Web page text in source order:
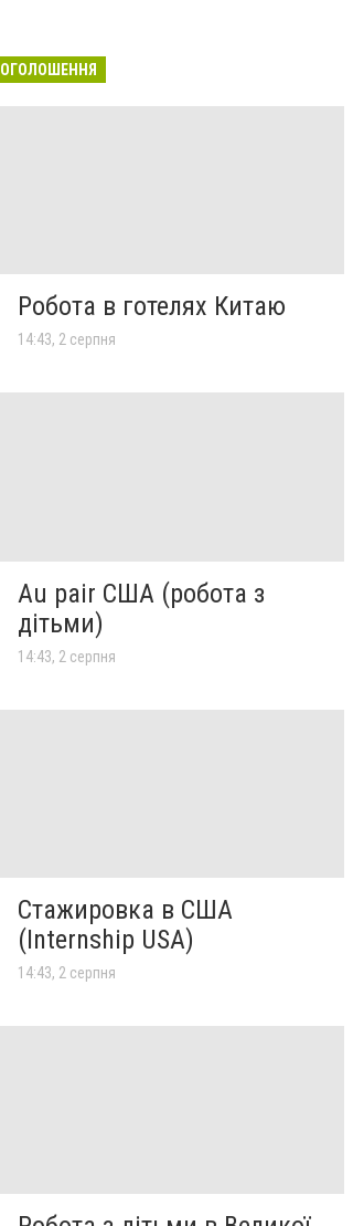
ОГОЛОШЕННЯ
Робота в готелях Китаю
14:43, 2 серпня
Au pair США (робота з
дітьми)
14:43, 2 серпня
Стажировка в США
(Internship USA)
14:43, 2 серпня